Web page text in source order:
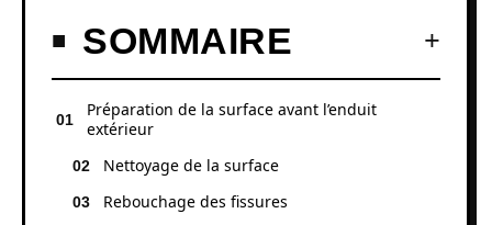
SOMMAIRE
Préparation de la surface avant l’enduit
extérieur
Nettoyage de la surface
Rebouchage des fissures